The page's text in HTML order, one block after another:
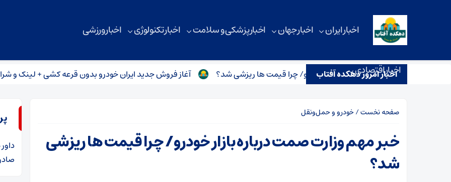
اخبار ایران اخبار جهان اخبار پزشکی و سلامت اخبار تکنولوژی اخبار ورزشی
اخبار اقتصادی
اخبار امروز دهکده آفتاب
خبر مهم وزارت صمت درباره بازار خودرو/ چرا قیمت ها ریزشی شد؟ آغاز فروش جدید ایران خودرو بدون قرعه کشی + لینک و شرایط
صفحه نخست/خودرو و حمل‌و‌نقل
خبر مهم وزارت صمت درباره بازار خودرو/ چرا قیمت ها ریزشی
شد؟
داور